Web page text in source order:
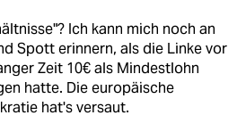
Ich kann mich noch an
Spott erinnern, als die Linke vor
Zeit 10€ als Mindestlohn
hatte. Die europäische
hat's versaut.